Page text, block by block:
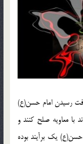
رسیدن امام حسن(ع)
با معاویه صلح کنند و
یک برآیند بوده